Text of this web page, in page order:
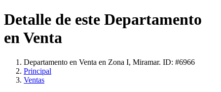
Detalle de este Departamento
en Venta
Departamento en Venta en Zona I, Miramar. ID: #6966
Principal
Ventas